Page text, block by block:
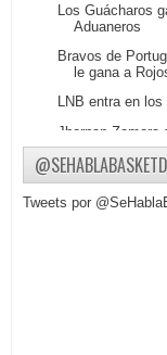
Los Guácharos
Aduaneros
Bravos de
le gana a
LNB entra en
Jhornan Zamora
victoria del
Drexler Mejías: A
les gusta
Tweets por